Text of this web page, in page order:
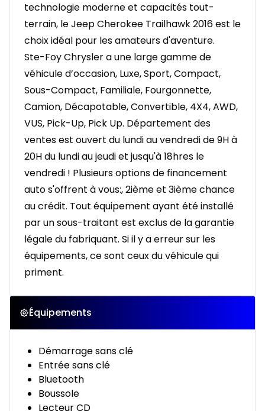
technologie moderne et capacités tout-
terrain, le Jeep Cherokee Trailhawk 2016 est le
choix idéal pour les amateurs d'aventure.
Ste-Foy Chrysler a une large gamme de
véhicule d’occasion, Luxe, Sport, Compact,
Sous-Compact, Familiale, Fourgonnette,
Camion, Décapotable, Convertible, 4X4, AWD,
VUS, Pick-Up, Pick Up. Département des
ventes est ouvert du lundi au vendredi de 9H à
20H du lundi au jeudi et jusqu'à 18hres le
vendredi ! Plusieurs options de financement
auto s'offrent à vous:, 2ième et 3ième chance
au crédit. Tout équipement ayant été installé
par un sous-traitant est exclus de la garantie
légale du fabriquant. Si il y a erreur sur les
équipements, ce sont ceux du véhicule qui
priment.
Équipements
Démarrage sans clé
Entrée sans clé
Bluetooth
Boussole
Lecteur CD